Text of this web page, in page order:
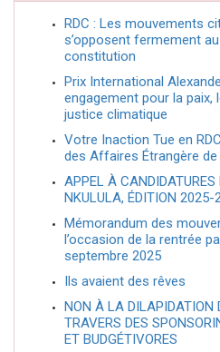
RDC : Les mouvements
s’opposent fermement
constitution
Prix International
engagement pour la
justice climatique
Votre Inaction Tue en
des Affaires Étrangère de
APPEL À CANDIDATURES
NKULULA, ÉDITION 2025-
Mémorandum des
l’occasion de la rentrée
septembre 2025
Ils avaient des rêves
NON À LA DILAPIDATION
TRAVERS DES
ET BUDGÉTIVORES